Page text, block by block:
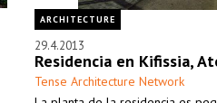
ARCHITECTURE
29.4.2013
Residencia en Kifissia,
Tense Architecture Network